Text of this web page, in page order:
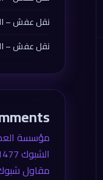
نقل عفش –
نقل عفش –
مؤسسة
الشبوك 0536461477
مقاول شبوك